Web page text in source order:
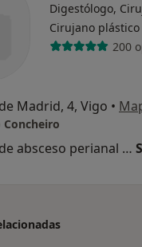
Digestólogo,
Cirujano plástico
200
Madrid, 4, Vigo •
Drenaje de absceso perianal o glúteo